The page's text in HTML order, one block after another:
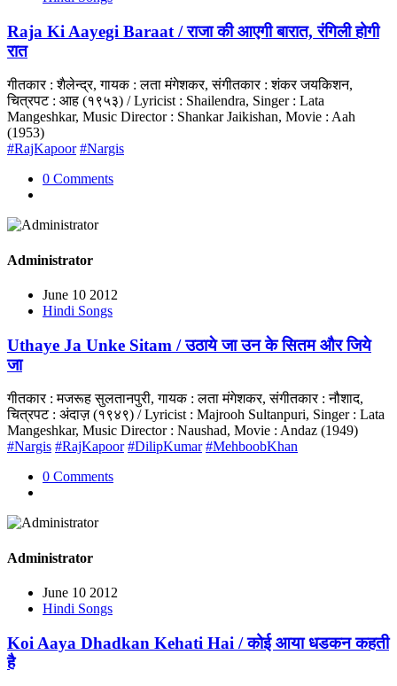
Raja Ki Aayegi Baraat / राजा की आएगी बारात, रंगिली होगी
रात
गीतकार : शैलेन्द्र, गायक : लता मंगेशकर, संगीतकार : शंकर जयकिशन,
चित्रपट : आह (१९५३) / Lyricist : Shailendra, Singer : Lata
Mangeshkar, Music Director : Shankar Jaikishan, Movie : Aah
(1953)
#RajKapoor #Nargis
0 Comments
Administrator
June 10 2012
Hindi Songs
Uthaye Ja Unke Sitam / उठाये जा उन के सितम और जिये
जा
गीतकार : मजरूह सुलतानपुरी, गायक : लता मंगेशकर, संगीतकार : नौशाद,
चित्रपट : अंदाज़ (१९४९) / Lyricist : Majrooh Sultanpuri, Singer : Lata
Mangeshkar, Music Director : Naushad, Movie : Andaz (1949)
#Nargis #RajKapoor #DilipKumar #MehboobKhan
0 Comments
Administrator
June 10 2012
Hindi Songs
Koi Aaya Dhadkan Kehati Hai / कोई आया धडकन कहती
है